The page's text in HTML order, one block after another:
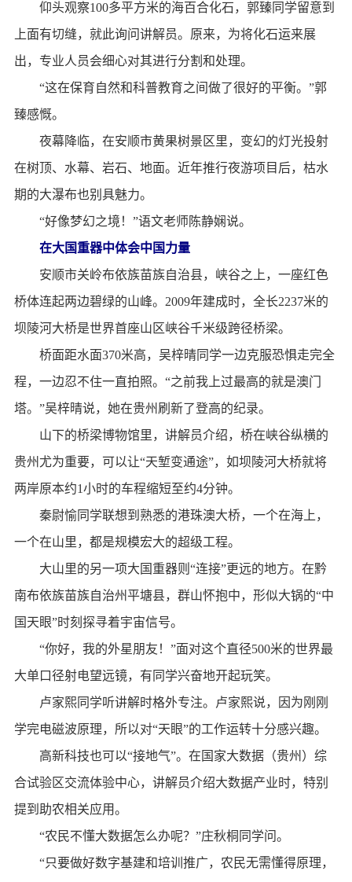
仰头观察100多平方米的海百合化石，郭臻同学留意到
上面有切缝，就此询问讲解员。原来，为将化石运来展
出，专业人员会细心对其进行分割和处理。
“这在保育自然和科普教育之间做了很好的平衡。”郭
臻感慨。
夜幕降临，在安顺市黄果树景区里，变幻的灯光投射
在树顶、水幕、岩石、地面。近年推行夜游项目后，枯水
期的大瀑布也别具魅力。
“好像梦幻之境！”语文老师陈静娴说。
在大国重器中体会中国力量
安顺市关岭布依族苗族自治县，峡谷之上，一座红色
桥体连起两边碧绿的山峰。2009年建成时，全长2237米的
坝陵河大桥是世界首座山区峡谷千米级跨径桥梁。
桥面距水面370米高，吴梓晴同学一边克服恐惧走完全
程，一边忍不住一直拍照。“之前我上过最高的就是澳门
塔。”吴梓晴说，她在贵州刷新了登高的纪录。
山下的桥梁博物馆里，讲解员介绍，桥在峡谷纵横的
贵州尤为重要，可以让“天堑变通途”，如坝陵河大桥就将
两岸原本约1小时的车程缩短至约4分钟。
秦尉愉同学联想到熟悉的港珠澳大桥，一个在海上，
一个在山里，都是规模宏大的超级工程。
大山里的另一项大国重器则“连接”更远的地方。在黔
南布依族苗族自治州平塘县，群山怀抱中，形似大锅的“中
国天眼”时刻探寻着宇宙信号。
“你好，我的外星朋友！”面对这个直径500米的世界最
大单口径射电望远镜，有同学兴奋地开起玩笑。
卢家熙同学听讲解时格外专注。卢家熙说，因为刚刚
学完电磁波原理，所以对“天眼”的工作运转十分感兴趣。
高新科技也可以“接地气”。在国家大数据（贵州）综
合试验区交流体验中心，讲解员介绍大数据产业时，特别
提到助农相关应用。
“农民不懂大数据怎么办呢？”庄秋桐同学问。
“只要做好数字基建和培训推广，农民无需懂得原理，